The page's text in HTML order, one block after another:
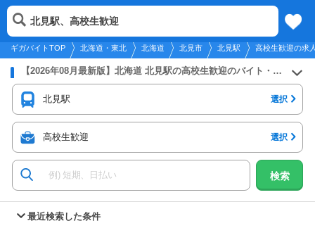
2026年8月7日更新
北海道・東北
メニュー
ギガバイトTOP 北海道・東北 北海道 北見市 北見駅 高校生歓迎の求
北見駅、高校生歓迎
【2026年08月最新版】北海道 北見駅の高校生歓迎のバイト・アルバイト・パートの求人募集情報
北見駅 選択
高校生歓迎 選択
検索
最近検索した条件